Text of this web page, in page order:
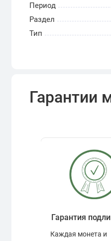
Период
Раздел
Тип
Гарантии
Гарантия
Каждая монета и